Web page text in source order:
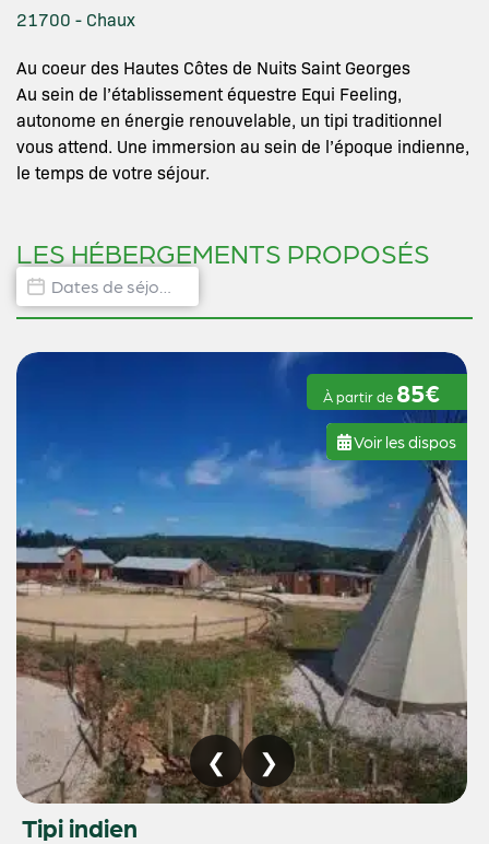
21700 - Chaux
Au coeur des Hautes Côtes de Nuits Saint Georges
Au sein de l’établissement équestre Equi Feeling,
autonome en énergie renouvelable, un tipi traditionnel
vous attend. Une immersion au sein de l’époque indienne,
le temps de votre séjour.
LES HÉBERGEMENTS PROPOSÉS
Dates de disponibilité hébergement
Date
À partir de 85€
Voir les dispos
Tipi indien